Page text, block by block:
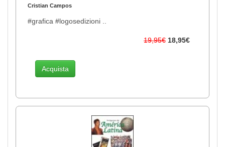
Cristian Campos
#grafica #logosedizioni ..
19,95€ 18,95€
Acquista